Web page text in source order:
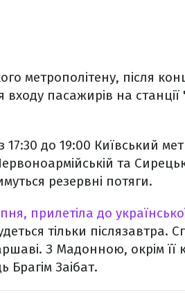
метрополітену, після
пасажирів на станції
до 19:00 Київський
та
резервні потяги.
прилетіла до
тільки післязавтра.
З Мадонною, окрім її
Брагім Заібат.